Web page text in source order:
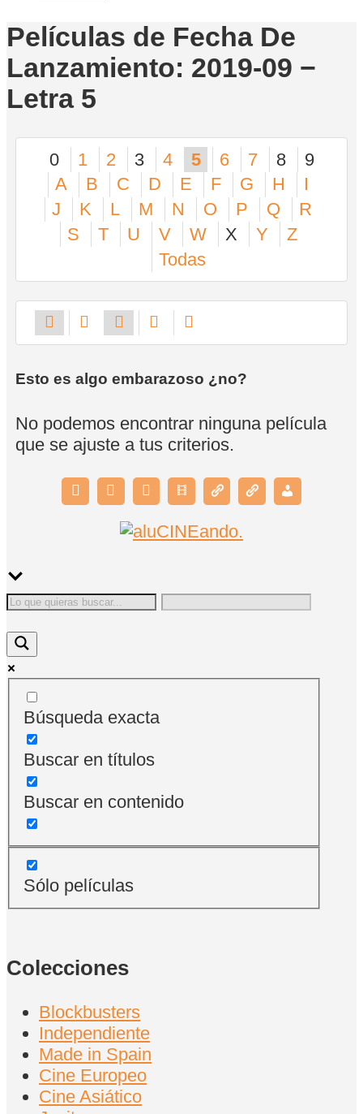
Películas de Fecha De
Lanzamiento: 2019-09 −
Letra 5
0 1 2 3 4 5 6 7 8
9
A
B C D E F G H
I
J
K L M N O P Q
R
S
T U V W X Y
Z
Todas
Esto es algo embarazoso ¿no?
No podemos encontrar ninguna película
que se ajuste a tus criterios.
Búsqueda exacta
Buscar en títulos
Buscar en contenido
Sólo películas
Colecciones
Blockbusters
Independiente
Made in Spain
Cine Europeo
Cine Asiático